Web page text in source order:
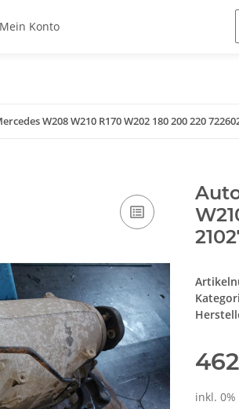
Mein Konto
W208 W210 R170 W202 180 200 220
inkl. 0%